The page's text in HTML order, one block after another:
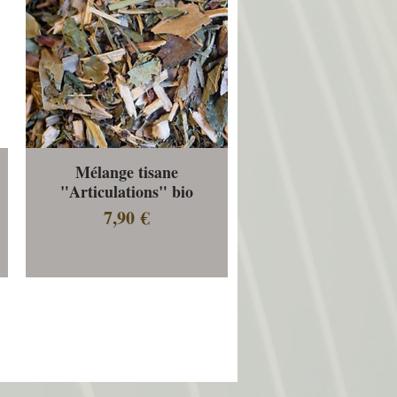
Aperçu rapide
Mélange tisane
"Articulations" bio
Prix
7,90 €